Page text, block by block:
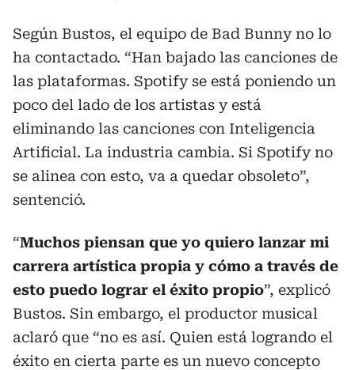
Según Bustos, el equipo de Bad Bunny no lo
ha contactado. “Han bajado las canciones de
las plataformas. Spotify se está poniendo un
poco del lado de los artistas y está
eliminando las canciones con Inteligencia
Artificial. La industria cambia. Si Spotify no
se alinea con esto, va a quedar obsoleto”,
sentenció.
“Muchos piensan que yo quiero lanzar mi
carrera artística propia y cómo a través de
esto puedo lograr el éxito propio”, explicó
Bustos. Sin embargo, el productor musical
aclaró que “no es así. Quien está logrando el
éxito en cierta parte es un nuevo concepto